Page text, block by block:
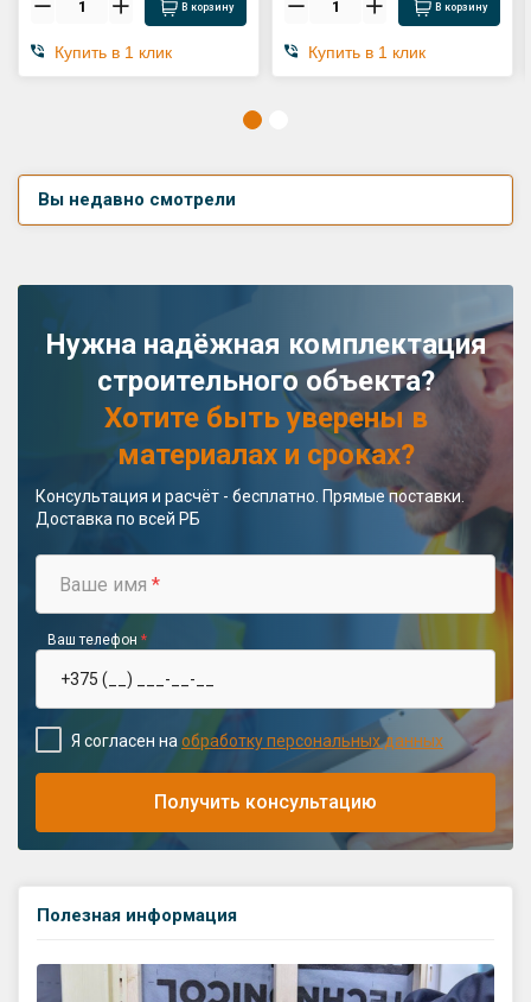
В корзину
Купить в 1 клик
В корзину
Купить в 1 клик
Вы недавно смотрели
Нужна надёжная комплектация
строительного объекта?
Хотите быть уверены в
материалах и сроках?
Консультация и расчёт - бесплатно. Прямые поставки.
Доставка по всей РБ
Ваше имя *
Ваш телефон *
Получить консультацию
Я согласен наобработку персональных данных
Полезная информация